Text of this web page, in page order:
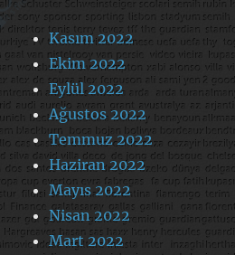
Kasım 2022
Ekim 2022
Eylül 2022
Ağustos 2022
Temmuz 2022
Haziran 2022
Mayıs 2022
Nisan 2022
Mart 2022